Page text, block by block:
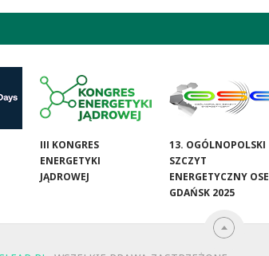
III KONGRES
ENERGETYKI
JĄDROWEJ
13. OGÓLNOPOLSKI
SZCZYT
ENERGETYCZNY OSE
GDAŃSK 2025